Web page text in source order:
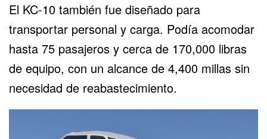
El KC-10 también fue diseñado para
transportar personal y carga. Podía acomodar
hasta 75 pasajeros y cerca de 170,000 libras
de equipo, con un alcance de 4,400 millas sin
necesidad de reabastecimiento.